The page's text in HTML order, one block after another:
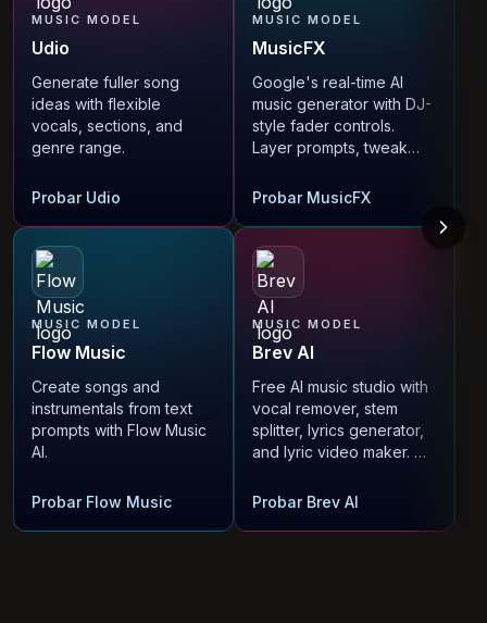
MUSIC MODEL
Udio
Generate fuller song
ideas with flexible
vocals, sections, and
genre range.
Probar Udio
Flow Music
MUSIC MODEL
Flow Music
Create songs and
instrumentals from text
prompts with Flow Music
AI.
Probar Flow Music
MUSIC MODEL
MusicFX
Google's real-time AI
music generator with DJ-
style fader controls.
Layer prompts, tweak
free with no limits.
Probar MusicFX
Brev AI
MUSIC MODEL
Brev AI
Free AI music studio with
vocal remover, stem
splitter, lyrics generator,
and lyric video maker. No
Probar Brev AI